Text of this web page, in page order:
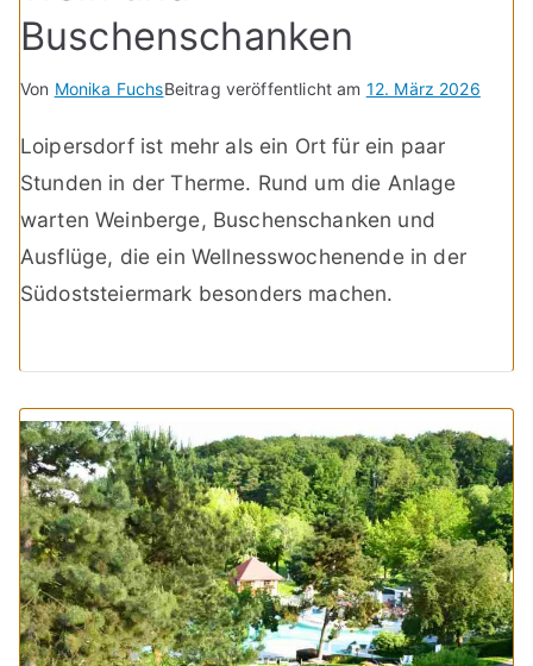
Buschenschanken
Von Monika FuchsBeitrag veröffentlicht am 12. März 2026
Loipersdorf ist mehr als ein Ort für ein paar
Stunden in der Therme. Rund um die Anlage
warten Weinberge, Buschenschanken und
Ausflüge, die ein Wellnesswochenende in der
Südoststeiermark besonders machen.